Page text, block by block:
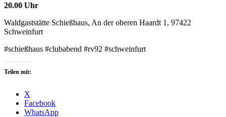
20.00 Uhr
Waldgaststätte Schießhaus, An der oberen Haardt 1, 97422
Schweinfurt
#schießhaus #clubabend #rv92 #schweinfurt
Teilen mit:
X
Facebook
WhatsApp